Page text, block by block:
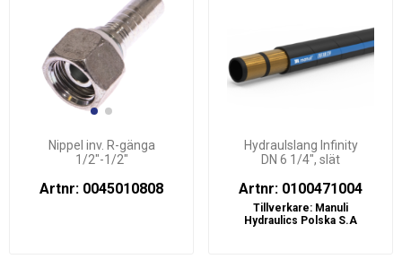
Nippel inv. R-gänga
1/2"-1/2"
Artnr: 0045010808
Hydraulslang Infinity
DN 6 1/4", slät
Artnr: 0100471004
Tillverkare: Manuli
Hydraulics Polska S.A